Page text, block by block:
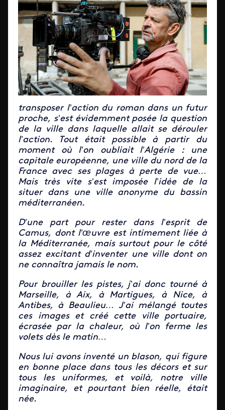
transposer l’action du roman dans un futur
proche, s’est évidemment posée la question
de la ville dans laquelle allait se dérouler
l’action. Tout était possible à partir du
moment où l’on oubliait l’Algérie : une
capitale européenne, une ville du nord de la
France avec ses plages à perte de vue…
Mais très vite s’est imposée l’idée de la
situer dans une ville anonyme du bassin
méditerranéen.
D’une part pour rester dans l’esprit de
Camus, dont l’œuvre est intimement liée à
la Méditerranée, mais surtout pour le côté
assez excitant d’inventer une ville dont on
ne connaîtra jamais le nom.
Pour brouiller les pistes, j’ai donc tourné à
Marseille, à Aix, à Martigues, à Nice, à
Antibes, à Beaulieu… J’ai mélangé toutes
ces images et créé cette ville portuaire,
écrasée par la chaleur, où l’on ferme les
volets dès le matin…
Nous lui avons inventé un blason, qui figure
en bonne place dans tous les décors et sur
tous les uniformes, et voilà, notre ville
imaginaire, et pourtant bien réelle, était
née.